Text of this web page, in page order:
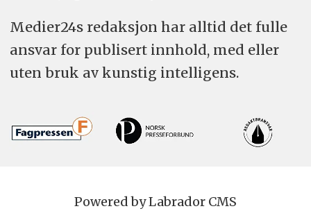
Medier24s redaksjon har alltid det fulle
ansvar for publisert innhold, med eller
uten bruk av kunstig intelligens.
Powered by Labrador CMS